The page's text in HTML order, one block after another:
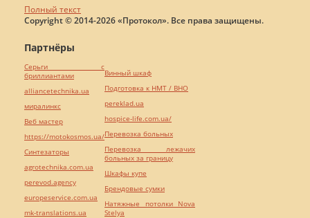
Полный текст
Copyright © 2014-2026 «Протокол». Все права защищены.
Партнёры
Серьги с
бриллиантами
alliancetechnika.ua
миралинкс
Веб мастер
https://motokosmos.ua/
Синтезаторы
agrotechnika.com.ua
perevod.agency
europeservice.com.ua
mk-translations.ua
Винный шкаф
Подготовка к НМТ / ВНО
pereklad.ua
hospice-life.com.ua/
Перевозка больных
Перевозка лежачих
больных за границу
Шкафы купе
Брендовые сумки
Натяжные потолки Nova
Stelya